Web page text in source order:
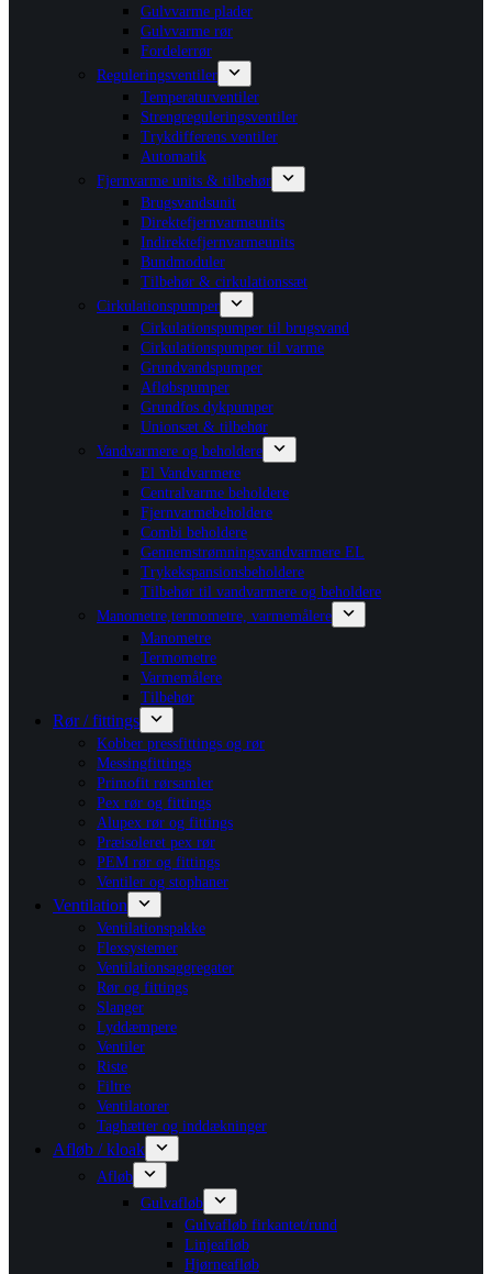
Gulvvarme plader
Gulvvarme rør
Fordelerrør
Reguleringsventiler
Temperaturventiler
Strengreguleringsventiler
Trykdifferens ventiler
Automatik
Fjernvarme units & tilbehør
Brugsvandsunit
Direktefjernvarmeunits
Indirektefjernvarmeunits
Bundmoduler
Tilbehør & cirkulationssæt
Cirkulationspumper
Cirkulationspumper til brugsvand
Cirkulationspumper til varme
Grundvandspumper
Afløbspumper
Grundfos dykpumper
Unionsæt & tilbehør
Vandvarmere og beholdere
El Vandvarmere
Centralvarme beholdere
Fjernvarmebeholdere
Combi beholdere
Gennemstrømningsvandvarmere EL
Trykekspansionsbeholdere
Tilbehør til vandvarmere og beholdere
Manometre,termometre, varmemålere
Manometre
Termometre
Varmemålere
Tilbehør
Rør / fittings
Kobber pressfittings og rør
Messingfittings
Primofit rørsamler
Pex rør og fittings
Alupex rør og fittings
Præisoleret pex rør
PEM rør og fittings
Ventiler og stophaner
Ventilation
Ventilationspakke
Flexsystemer
Ventilationsaggregater
Rør og fittings
Slanger
Lyddæmpere
Ventiler
Riste
Filtre
Ventilatorer
Taghætter og inddækninger
Afløb / kloak
Afløb
Gulvafløb
Gulvafløb firkantet/rund
Linjeafløb
Hjørneafløb